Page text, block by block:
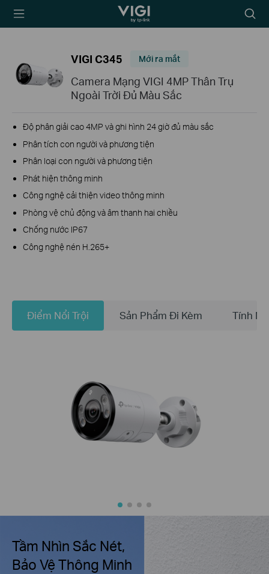
TP-Link, Reliably
Biểu
tượng
VIGI C345 Mới ra mắt
Camera Mạng VIGI 4MP Thân Trụ
Ngoài Trời Đủ Màu Sắc
Độ phân giải cao 4MP và ghi hình 24 giờ đủ màu sắc
Phân tích con người và phương tiện
Phân loại con người và phương tiện
Phát hiện thông minh
Công nghệ cải thiện video thông minh
Phòng vệ chủ động và âm thanh hai chiều
Chống nước IP67
Công nghệ nén H.265+
Điểm Nổi Trội Sản Phẩm Đi Kèm Tính
Tầm Nhìn Sắc Nét,
Bảo Vệ Thông Minh